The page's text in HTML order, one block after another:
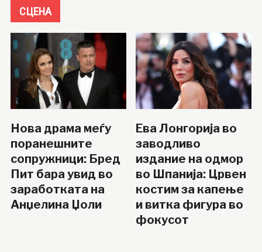
СЦЕНА
Нова драма меѓу
поранешните
сопружници: Бред
Пит бара увид во
заработката на
Анџелина Џоли
Ева Лонгорија во
заводливо
издание на одмор
во Шпанија: Црвен
костим за капење
и витка фигура во
фокусот